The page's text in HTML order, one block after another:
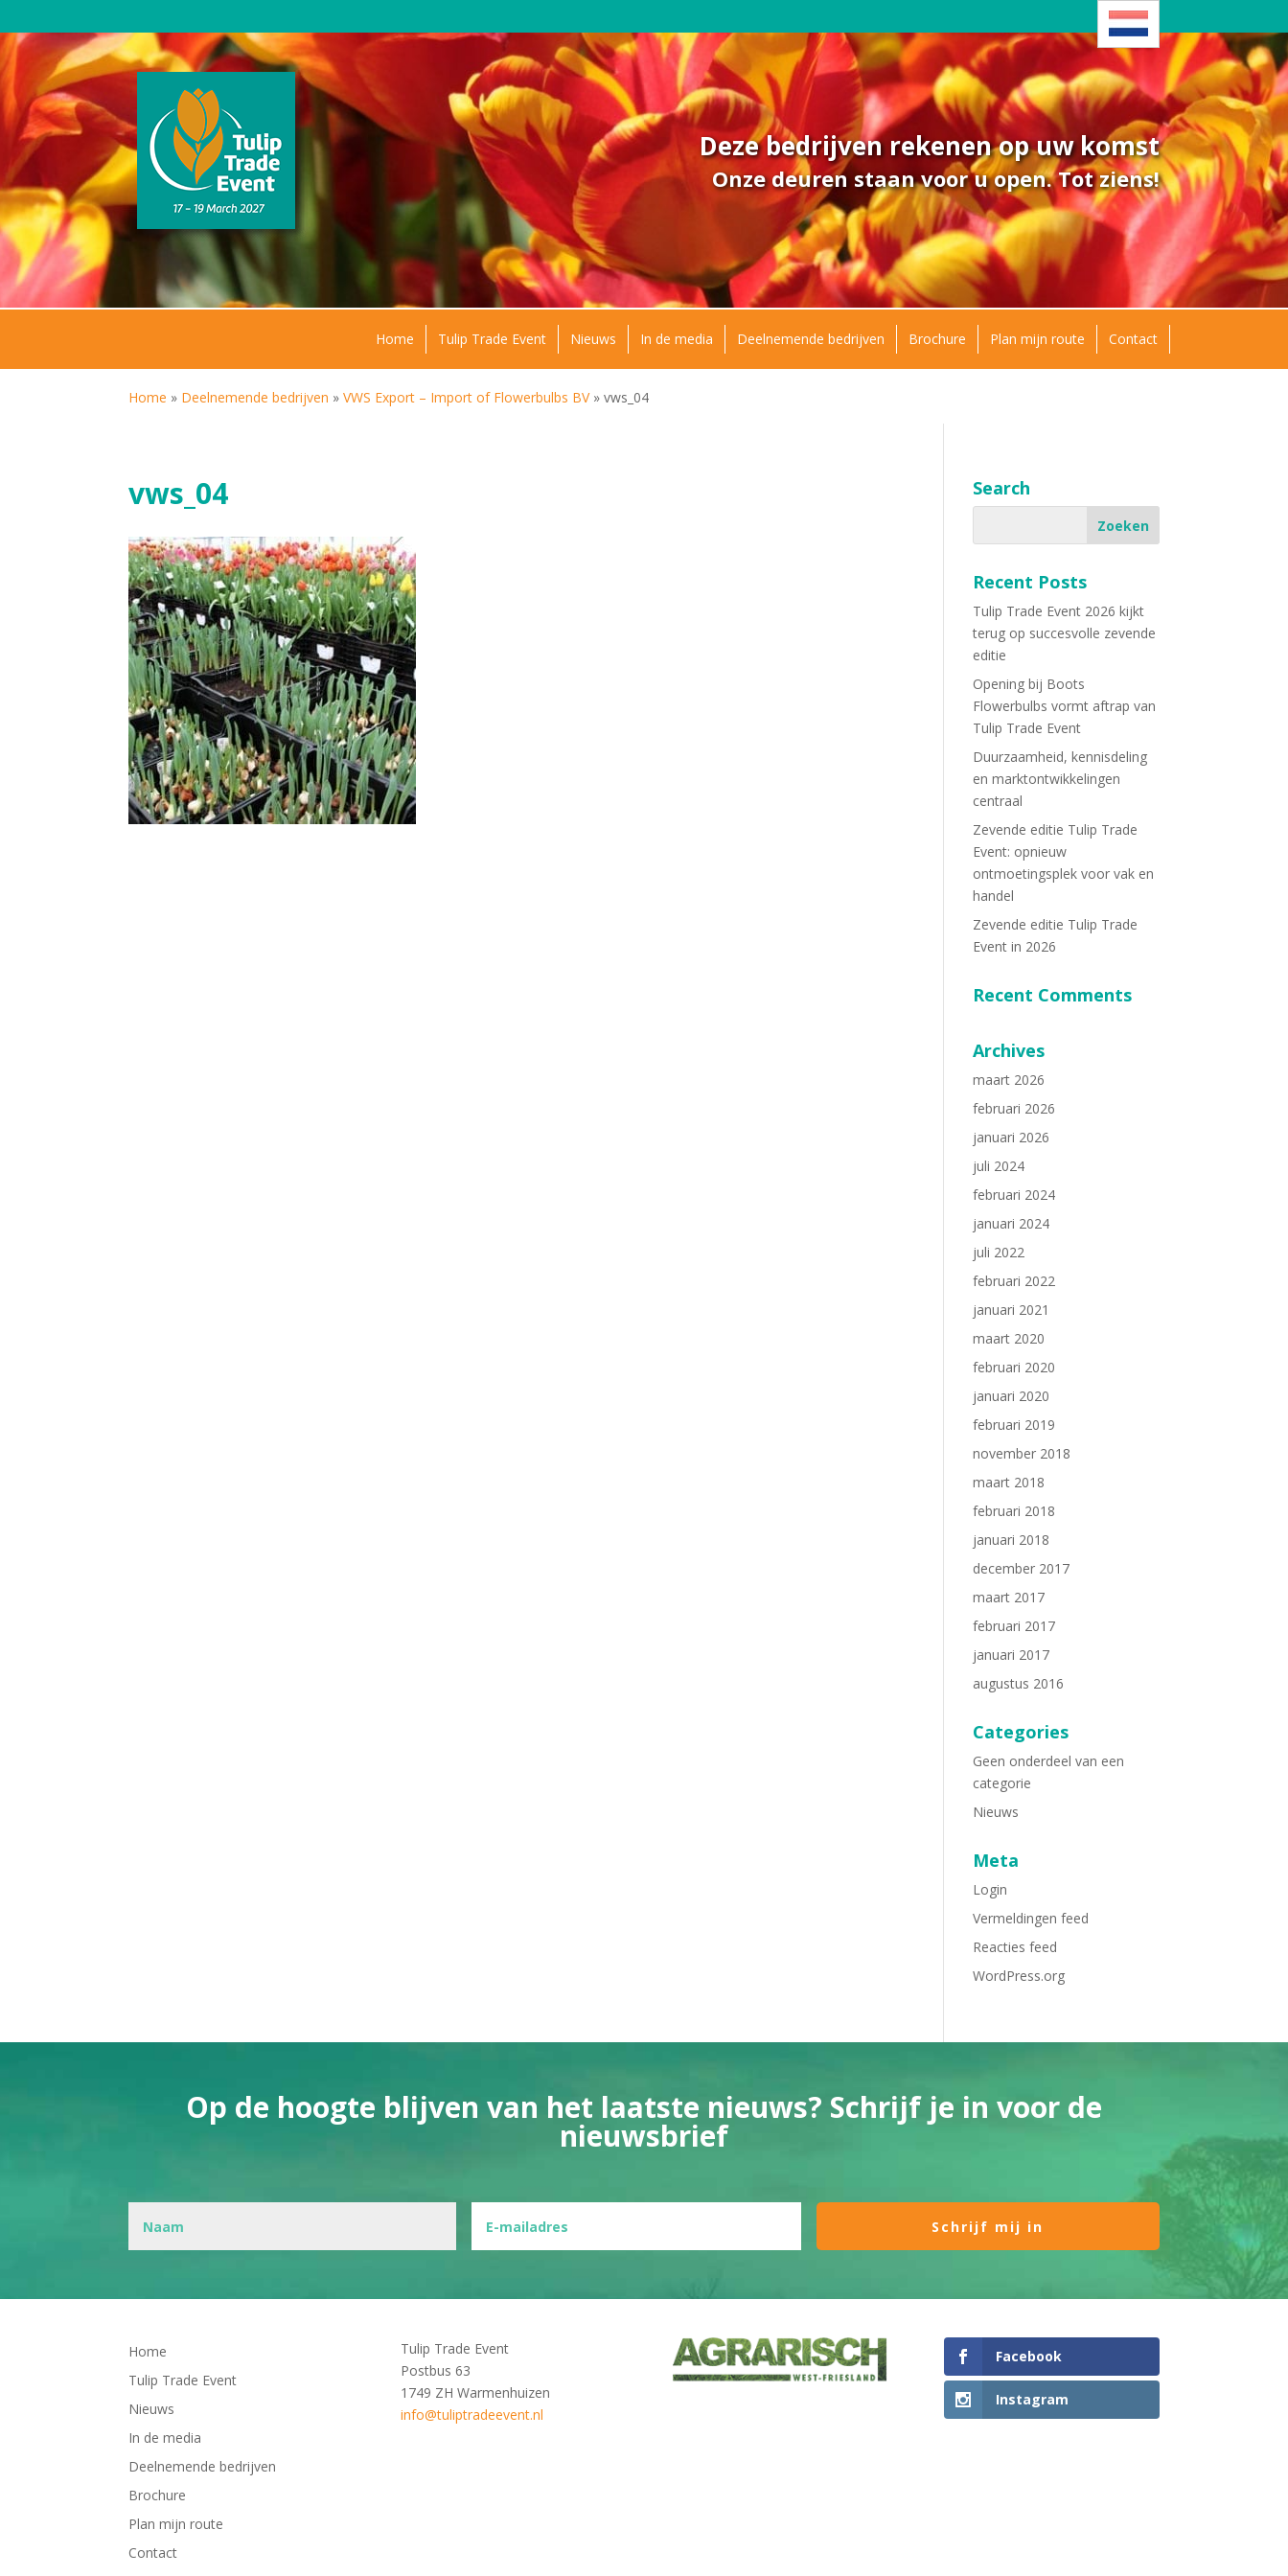
Deze bedrijven rekenen op uw komst
Onze deuren staan voor u open. Tot ziens!
Home Tulip Trade Event Nieuws In de media Deelnemende bedrijven Brochure Plan mijn route Contact
Home » Deelnemende bedrijven »VWS Export – Import of Flowerbulbs BV»vws_04
vws_04 Search
Recent Posts
Tulip Trade Event 2026 kijkt
terug op succesvolle zevende
editie
Opening bij Boots
Flowerbulbs vormt aftrap van
Tulip Trade Event
Duurzaamheid, kennisdeling
en marktontwikkelingen
centraal
Zevende editie Tulip Trade
Event: opnieuw
ontmoetingsplek voor vak en
handel
Zevende editie Tulip Trade
Event in 2026
Recent Comments
Archives
maart 2026
februari 2026
januari 2026
juli 2024
februari 2024
januari 2024
juli 2022
februari 2022
januari 2021
maart 2020
februari 2020
januari 2020
februari 2019
november 2018
maart 2018
februari 2018
januari 2018
december 2017
maart 2017
februari 2017
januari 2017
augustus 2016
Categories
Geen onderdeel van een
categorie
Nieuws
Meta
Login
Vermeldingen feed
Reacties feed
WordPress.org
Op de hoogte blijven van het laatste nieuws? Schrijf je in voor de
nieuwsbrief
Home
Tulip Trade Event
Nieuws
In de media
Deelnemende bedrijven
Brochure
Plan mijn route
Contact
Tulip Trade Event
Postbus 63
1749 ZH Warmenhuizen
info@tuliptradeevent.nl
Facebook
Instagram